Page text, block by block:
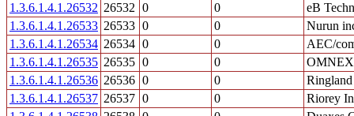
1.3.6.1.4.1.26532 26532 0 0
eB
1.3.6.1.4.1.26533 26533 0 0
Nurun
1.3.6.1.4.1.26534 26534 0 0
AEC/
1.3.6.1.4.1.26535 26535 0 0
OMNEX
1.3.6.1.4.1.26536 26536 0 0
1.3.6.1.4.1.26537 26537 0 0
Riorey